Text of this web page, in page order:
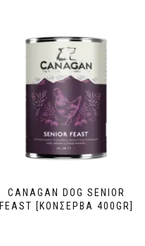
CANAGAN DOG SENIOR
FEAST [ΚΟΝΣΕΡΒΑ 400GR]